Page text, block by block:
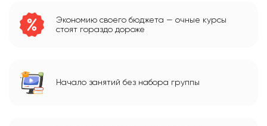
Экономию своего бюджета — очные курсы
стоят гораздо дороже
Начало занятий без набора группы